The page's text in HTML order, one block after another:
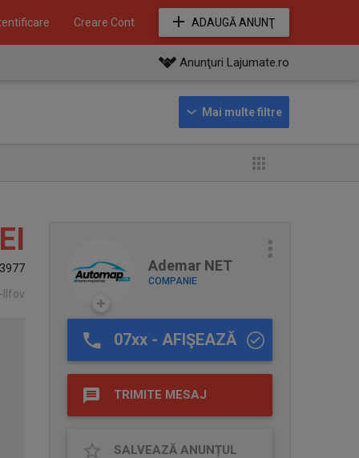
Creare Cont ADAUGĂ ANUNŢ
Anunţuri Lajumate.ro
Ademar NET
COMPANIE
07xx - AFIŞEAZĂ
TRIMITE MESAJ
SALVEAZĂ ANUNȚUL
Ilfov